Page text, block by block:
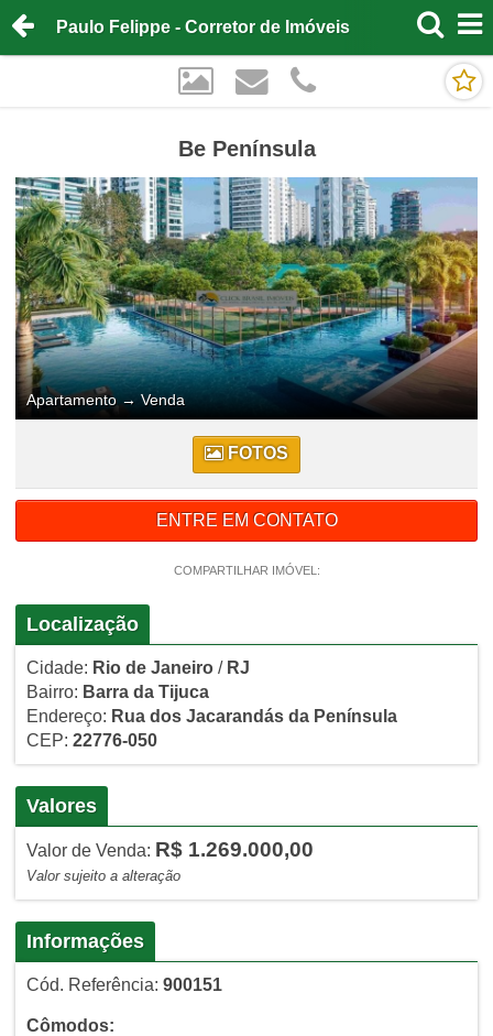
Paulo Felippe - Corretor de Imóveis
Be Península
Apartamento→Venda
FOTOS
ENTRE EM CONTATO
COMPARTILHAR IMÓVEL:
Localização
Cidade: Rio de Janeiro/ RJ
Bairro: Barra da Tijuca
Endereço: Rua dos Jacarandás da Península
CEP: 22776-050
Valores
Valor de Venda: R$ 1.269.000,00
Valor sujeito a alteração
Informações
Cód. Referência: 900151
Cômodos: